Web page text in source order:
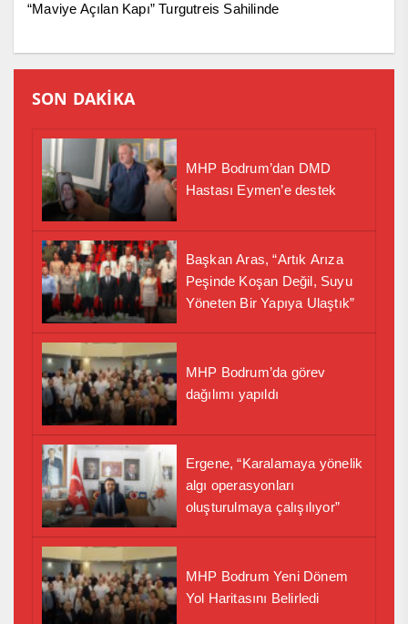
“Maviye Açılan Kapı” Turgutreis Sahilinde
SON DAKİKA
MHP Bodrum’dan DMD
Hastası Eymen’e destek
Başkan Aras, “Artık Arıza
Peşinde Koşan Değil, Suyu
Yöneten Bir Yapıya Ulaştık”
MHP Bodrum’da görev
dağılımı yapıldı
Ergene, “Karalamaya yönelik
algı operasyonları
oluşturulmaya çalışılıyor”
MHP Bodrum Yeni Dönem
Yol Haritasını Belirledi